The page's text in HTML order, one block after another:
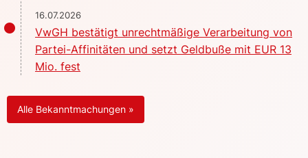
16.07.2026
VwGH bestätigt unrechtmäßige Verarbeitung von
Partei-Affinitäten und setzt Geldbuße mit EUR 13
Mio. fest
Alle Bekanntmachungen »